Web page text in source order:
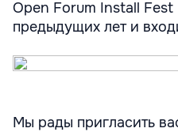
Open Forum Install Fest
предыдущих лет и
Мы рады пригласить